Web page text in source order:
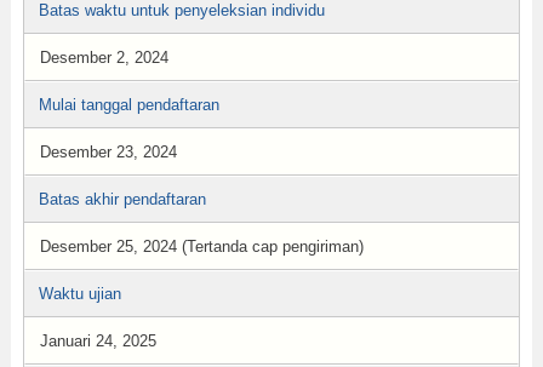
Batas waktu untuk penyeleksian individu
Desember 2, 2024
Mulai tanggal pendaftaran
Desember 23, 2024
Batas akhir pendaftaran
Desember 25, 2024 (Tertanda cap pengiriman)
Waktu ujian
Januari 24, 2025